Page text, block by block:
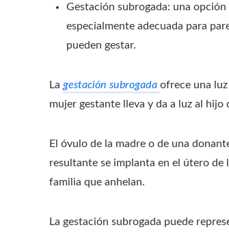
Gestación subrogada: una
especialmente adecuada para
pueden gestar.
La gestación subrogada ofrece una
mujer gestante lleva y da a luz al
El óvulo de la madre o de una
resultante se implanta en el útero de
familia que anhelan.
La gestación subrogada puede